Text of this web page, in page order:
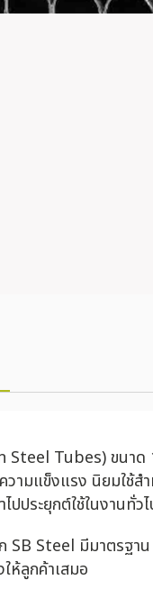
Steel Tubes) ขนาด
ามแข็งแรง นิยมใช้สำ
ปประยุกต์ใช้ในงาน
SB Steel มีมาตรฐา
ห้ลูกค้าเสมอ